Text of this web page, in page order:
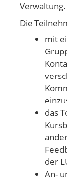
Verwaltung.
Die
mit
das
der
An-